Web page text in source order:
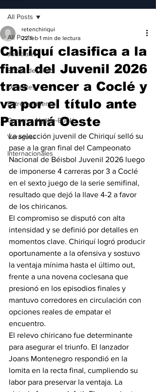
All Posts
Judiciales
Bocas del Toro
Deportes
Entretenimiento
Comarca Ngäbe-Buglé
Veraguas
Internacionales
All Posts
Chiriquí clasifica a la
final del Juvenil 2026
tras vencer a Coclé y
va por el título ante
Panamá Oeste
retenchiriqui
22 feb 1 min de lectura
La selección juvenil de Chiriquí selló su
pase a la gran final del Campeonato
Nacional de Béisbol Juvenil 2026 luego
de imponerse 4 carreras por 3 a Coclé
en el sexto juego de la serie semifinal,
resultado que dejó la llave 4-2 a favor
de los chiricanos.
El compromiso se disputó con alta
intensidad y se definió por detalles en
momentos clave. Chiriquí logró producir
oportunamente a la ofensiva y sostuvo
la ventaja mínima hasta el último out,
frente a una novena coclesana que
presionó en los episodios finales y
mantuvo corredores en circulación con
opciones reales de empatar el
encuentro.
El relevo chiricano fue determinante
para asegurar el triunfo. El lanzador
Joans Montenegro respondió en la
lomita en la recta final, cumpliendo su
labor para preservar la ventaja. La